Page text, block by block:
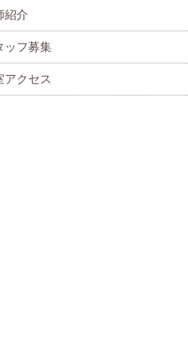
紹介
ッフ募集
アクセス